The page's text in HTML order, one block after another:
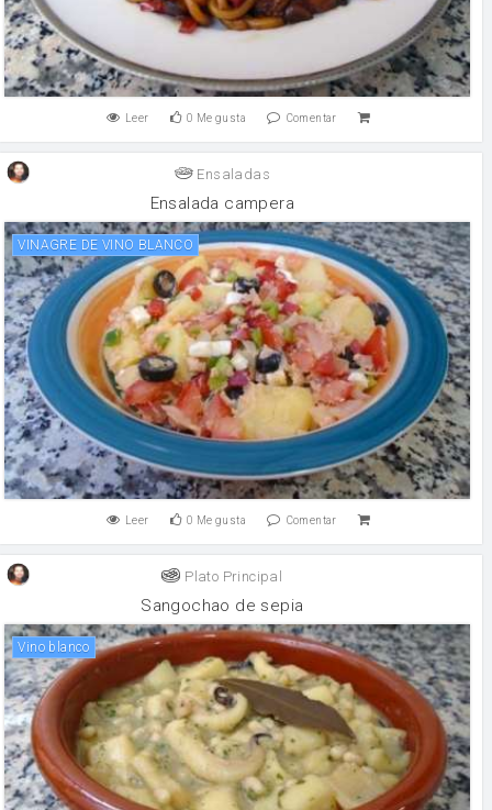
Leer 0 Me gusta Comentar
Ensaladas
Ensalada campera
VINAGRE DE VINO BLANCO
Leer 0 Me gusta Comentar
Plato Principal
Sangochao de sepia
vino blanco